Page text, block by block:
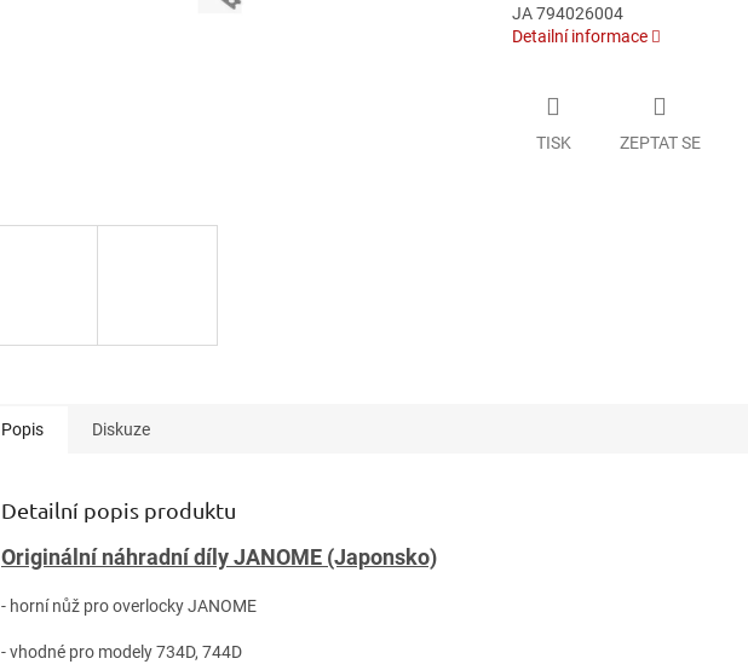
JA 794026004
Detailní informace
TISK ZEPTAT SE
Popis Diskuze
Detailní popis produktu
Originální náhradní díly JANOME (Japonsko)
- horní nůž pro overlocky JANOME
- vhodné pro modely 734D, 744D